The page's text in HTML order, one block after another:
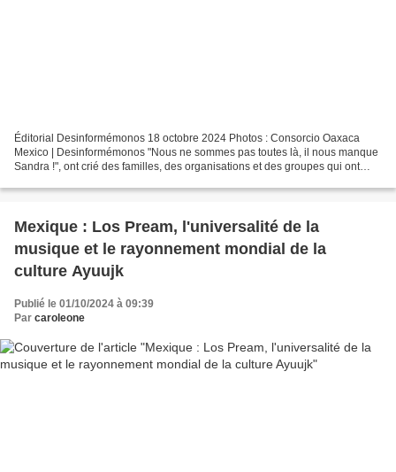
Éditorial Desinformémonos 18 octobre 2024 Photos : Consorcio Oaxaca
Mexico | Desinformémonos "Nous ne sommes pas toutes là, il nous manque
Sandra !", ont crié des familles, des organisations et des groupes qui ont
Mexique : Los Pream, l'universalité de la
musique et le rayonnement mondial de la
culture Ayuujk
Publié le 01/10/2024 à 09:39
Par caroleone